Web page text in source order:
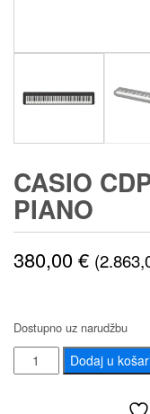
CASIO
PIANO
380,00€
Dostupno uz narudžbu
CASIO
CDP-
Dodaj u